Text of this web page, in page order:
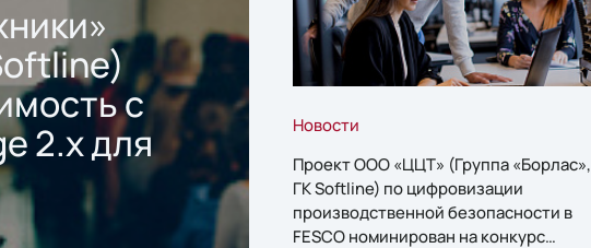
с
2.x для
Новости
Проект ООО «ЦЦТ» (Группа «Борлас»,
ГК Softline) по цифровизации
производственной безопасности в
FESCO номинирован на конкурс